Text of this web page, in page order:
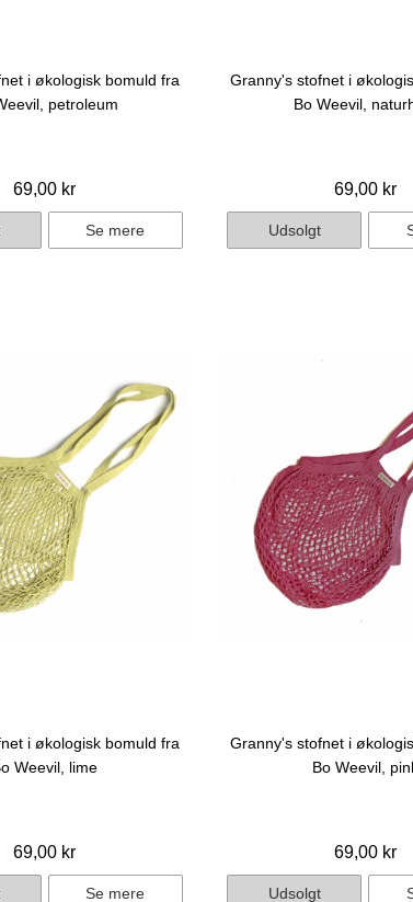
i økologisk bomuld fra
petroleum
69,00 kr
Se mere
Granny's stofnet i
Bo Weevil,
69,00 kr
Udsolgt
i økologisk bomuld fra
Weevil, lime
69,00 kr
Se mere
Granny's stofnet i
Bo Weevil,
69,00 kr
Udsolgt